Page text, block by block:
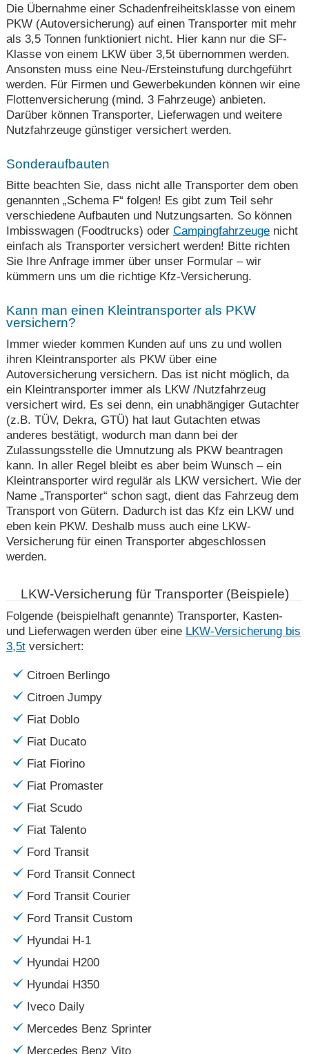
Die Übernahme einer Schadenfreiheitsklasse von einem
PKW (Autoversicherung) auf einen Transporter mit mehr
als 3,5 Tonnen funktioniert nicht. Hier kann nur die SF-
Klasse von einem LKW über 3,5t übernommen werden.
Ansonsten muss eine Neu-/Ersteinstufung durchgeführt
werden. Für Firmen und Gewerbekunden können wir eine
Flottenversicherung (mind. 3 Fahrzeuge) anbieten.
Darüber können Transporter, Lieferwagen und weitere
Nutzfahrzeuge günstiger versichert werden.
Sonderaufbauten
Bitte beachten Sie, dass nicht alle Transporter dem oben
genannten „Schema F“ folgen! Es gibt zum Teil sehr
verschiedene Aufbauten und Nutzungsarten. So können
Imbisswagen (Foodtrucks) oder Campingfahrzeugenicht
einfach als Transporter versichert werden! Bitte richten
Sie Ihre Anfrage immer über unser Formular – wir
kümmern uns um die richtige Kfz-Versicherung.
Kann man einen Kleintransporter als PKW
versichern?
Immer wieder kommen Kunden auf uns zu und wollen
ihren Kleintransporter als PKW über eine
Autoversicherung versichern. Das ist nicht möglich, da
ein Kleintransporter immer als LKW /Nutzfahrzeug
versichert wird. Es sei denn, ein unabhängiger Gutachter
(z.B. TÜV, Dekra, GTÜ) hat laut Gutachten etwas
anderes bestätigt, wodurch man dann bei der
Zulassungsstelle die Umnutzung als PKW beantragen
kann. In aller Regel bleibt es aber beim Wunsch – ein
Kleintransporter wird regulär als LKW versichert. Wie der
Name „Transporter“ schon sagt, dient das Fahrzeug dem
Transport von Gütern. Dadurch ist das Kfz ein LKW und
eben kein PKW. Deshalb muss auch eine LKW-
Versicherung für einen Transporter abgeschlossen
werden.
LKW-Versicherung für Transporter (Beispiele)
Folgende (beispielhaft genannte) Transporter, Kasten-
und Lieferwagen werden über eine LKW-Versicherung bis
3,5tversichert:
Citroen Berlingo
Citroen Jumpy
Fiat Doblo
Fiat Ducato
Fiat Fiorino
Fiat Promaster
Fiat Scudo
Fiat Talento
Ford Transit
Ford Transit Connect
Ford Transit Courier
Ford Transit Custom
Hyundai H-1
Hyundai H200
Hyundai H350
Iveco Daily
Mercedes Benz Sprinter
Mercedes Benz Vito